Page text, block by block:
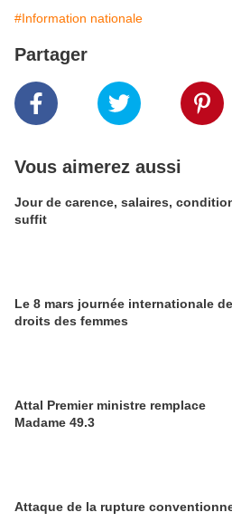
#Information nationale
Partager
Vous aimerez aussi
Jour de carence, salaires,
suffit
Le 8 mars journée internationale
droits des femmes
Attal Premier ministre remplace
Madame 49.3
Attaque de la rupture